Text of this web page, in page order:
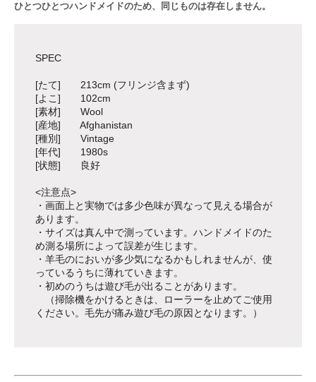
ひとつひとつハンドメイドのため、同じものは存在しません。
SPEC
[たて] 213cm (フリンジ含まず)
[よこ] 102cm
[素材] Wool
[産地] Afghanistan
[種別] Vintage
[年代] 1980s
[状態] 良好
<注意点>
・画面上と実物では多少色味が異なって見える場合が
あります。
・サイズは真ん中で測っています。ハンドメイドのた
め測る場所によって誤差が生じます。
・羊毛のにおいが多少気になるかもしれませんが、使
っているうちに薄れていきます。
・初めのうちは遊び毛が出ることがあります。
（掃除機をかけるときは、ローラーを止めてご使用
ください。毛先が痛み遊び毛の原因となります。）